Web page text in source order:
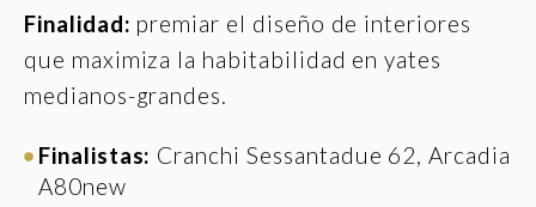
Finalidad: premiar el diseño de interiores
que maximiza la habitabilidad en yates
medianos-grandes.
Finalistas: Cranchi Sessantadue 62, Arcadia
A80new